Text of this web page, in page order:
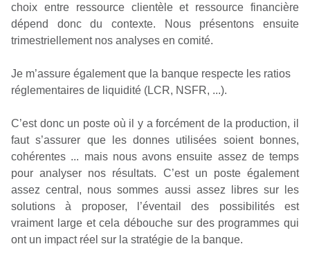
choix entre ressource clientèle et ressource financière
dépend donc du contexte. Nous présentons ensuite
trimestriellement nos analyses en comité.
Je m’assure également que la banque respecte les ratios
réglementaires de liquidité (LCR, NSFR, ...).
C’est donc un poste où il y a forcément de la production, il
faut s’assurer que les donnes utilisées soient bonnes,
cohérentes ... mais nous avons ensuite assez de temps
pour analyser nos résultats. C’est un poste également
assez central, nous sommes aussi assez libres sur les
solutions à proposer, l’éventail des possibilités est
vraiment large et cela débouche sur des programmes qui
ont un impact réel sur la stratégie de la banque.